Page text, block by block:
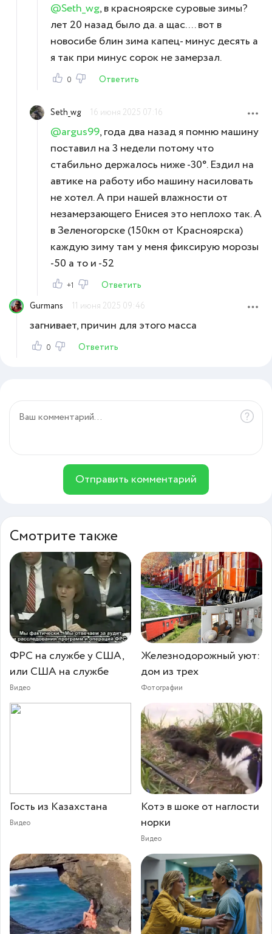
@Seth_wg, в красноярске суровые зимы?
лет 20 назад было да. а щас.... вот в
новосибе блин зима капец- минус десять а
я так при минус сорок не замерзал.
0 Ответить
Seth_wg 16 июня 2025 07:16
@argus99, года два назад я помню машину
поставил на 3 недели потому что
стабильно держалось ниже -30°. Ездил на
автике на работу ибо машину насиловать
не хотел. А при нашей влажности от
незамерзающего Енисея это неплохо так. А
в Зеленогорске (150км от Красноярска)
каждую зиму там у меня фиксирую морозы
-50 а то и -52
+1
Ответить
Gurmans
11 июня 2025 09:46
загнивает, причин для этого масса
0 Ответить
Отправить комментарий
Смотрите также
ФРС на службе у США,
или США на службе
Видео
Железнодорожный уют:
дом из трех
Фотографии
Гость из Казахстана
Видео
Котэ в шоке от наглости
норки
Видео